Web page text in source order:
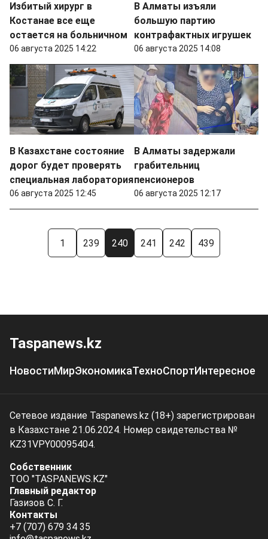
Избитый хирург в
Костанае все еще
остается на больничном
06 августа 2025 14:22
В Алматы изъяли
большую партию
контрафактных игрушек
06 августа 2025 14:08
В Казахстане состояние
дорог будет проверять
специальная лаборатория
06 августа 2025 12:45
В Алматы задержали
грабительниц
пенсионеров
06 августа 2025 12:17
1 239 240 241 242 439
Taspanews.kz
НовостиМирЭкономикаТехноСпортИнтересное
Сетевое издание Taspanews.kz (18+) зарегистрирован
в Казахстане 21.06.2024. Номер свидетельства №
KZ31VPY00095404.
Собственник
ТОО "TASPANEWS.KZ"
Главный редактор
Газизов С. Г.
Контакты
+7 (707) 679 34 35